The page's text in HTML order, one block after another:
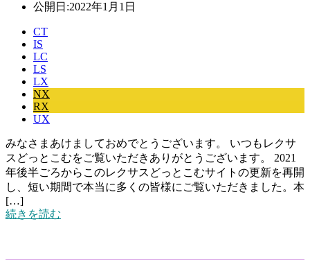
公開日:2022年1月1日
CT
IS
LC
LS
LX
NX
RX
UX
みなさまあけましておめでとうございます。 いつもレクサ
スどっとこむをご覧いただきありがとうございます。 2021
年後半ごろからこのレクサスどっとこむサイトの更新を再開
し、短い期間で本当に多くの皆様にご覧いただきました。本
[…]
続きを読む